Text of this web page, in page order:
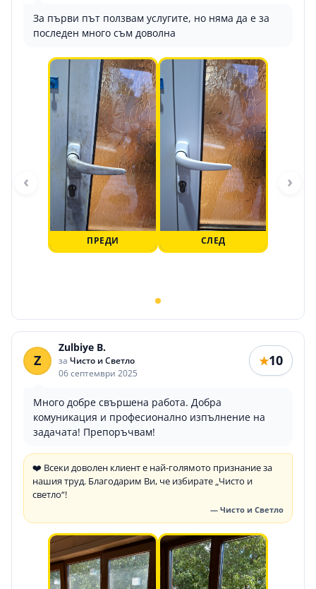
За първи път ползвам услугите, но няма да е за
последен много съм доволна
ПРЕДИ СЛЕД
‹ ›
Z
Zulbiye B.
за Чисто и Светло
06 септември 2025
★10
Много добре свършена работа. Добра
комуникация и професионално изпълнение на
задачата! Препоръчвам!
❤️ Всеки доволен клиент е най-голямото признание за
нашия труд. Благодарим Ви, че избирате „Чисто и
светло“!
— Чисто и Светло